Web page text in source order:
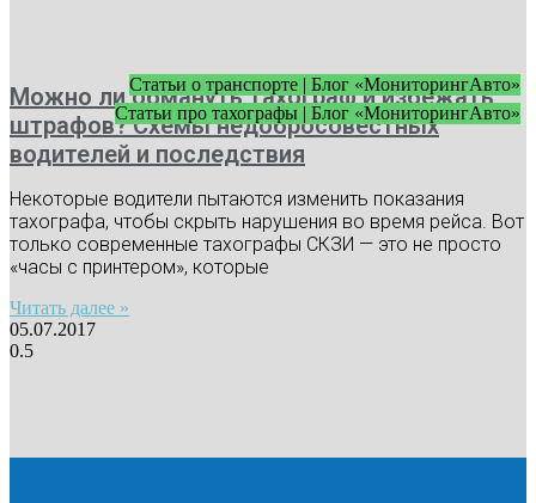
Статьи о транспорте | Блог «МониторингАвто»
Статьи про тахографы | Блог «МониторингАвто»
Можно ли обмануть тахограф и избежать
штрафов? Схемы недобросовестных
водителей и последствия
Некоторые водители пытаются изменить показания
тахографа, чтобы скрыть нарушения во время рейса. Вот
только современные тахографы СКЗИ — это не просто
«часы с принтером», которые
Читать далее »
05.07.2017